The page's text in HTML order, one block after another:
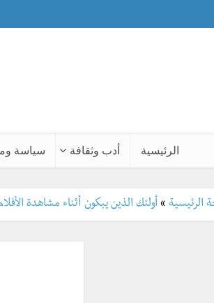
الرئيسية أدب وثقافة سياسة
الرئيسية » أولئك الذين يبكون أثناء مشاهدة